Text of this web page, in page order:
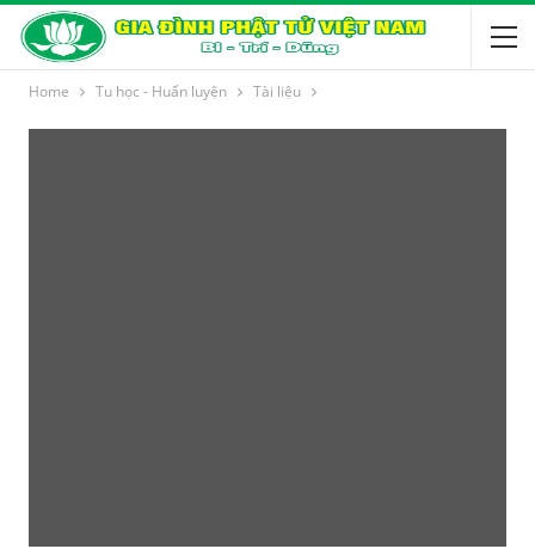
Home Tu học - Huấn luyện Tài liệu